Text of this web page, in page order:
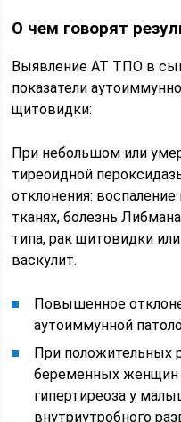
О чем говорят
Выявление АТ ТПО в
показатели
щитовидки:
При небольшом или
тиреоидной
отклонения:
тканях, болезнь
типа, рак щитовидки
васкулит.
Повышенное
аутоиммунной
При положительных
беременных женщин
гипертиреоза у
внутриутробного